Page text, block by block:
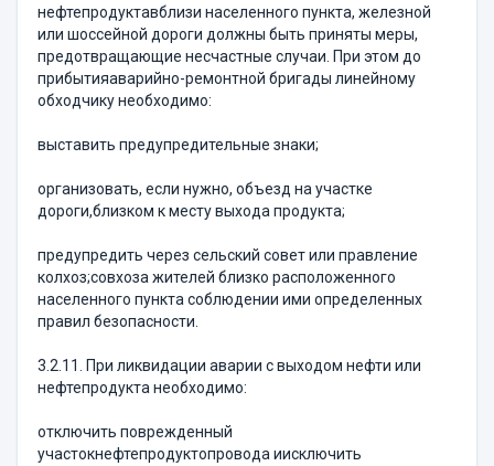
нефтепродуктавблизи населенного пункта, железной
или шоссейной дороги должны быть приняты меры,
предотвращающие несчастные случаи. При этом до
прибытияаварийно-ремонтной бригады линейному
обходчику необходимо:
выставить предупредительные знаки;
организовать, если нужно, объезд на участке
дороги,близком к месту выхода продукта;
предупредить через сельский совет или правление
колхоз;совхоза жителей близко расположенного
населенного пункта соблюдении ими определенных
правил безопасности.
3.2.11. При ликвидации аварии с выходом нефти или
нефтепродукта необходимо:
отключить поврежденный
участокнефтепродуктопровода иисключить